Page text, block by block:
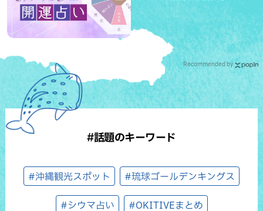
Recommended by
#話題のキーワード
#沖縄観光スポット #琉球ゴールデンキングス
#シウマ占い #OKITIVEまとめ